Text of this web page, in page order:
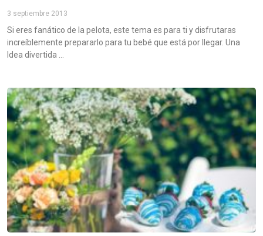
3 septiembre 2013
Si eres fanático de la pelota, este tema es para ti y disfrutaras
increíblemente prepararlo para tu bebé que está por llegar. Una
Idea divertida